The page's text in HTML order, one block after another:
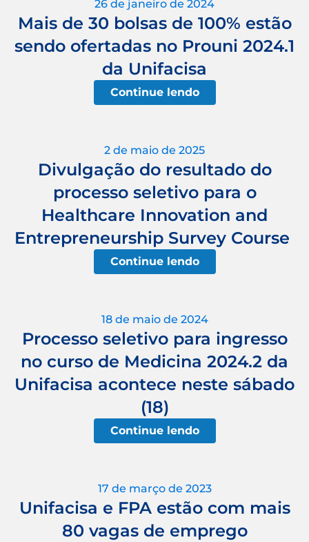
26 de janeiro de 2024
Mais de 30 bolsas de 100% estão
sendo ofertadas no Prouni 2024.1
da Unifacisa
Continue lendo
2 de maio de 2025
Divulgação do resultado do
processo seletivo para o
Healthcare Innovation and
Entrepreneurship Survey Course
Continue lendo
18 de maio de 2024
Processo seletivo para ingresso
no curso de Medicina 2024.2 da
Unifacisa acontece neste sábado
(18)
Continue lendo
17 de março de 2023
Unifacisa e FPA estão com mais
80 vagas de emprego